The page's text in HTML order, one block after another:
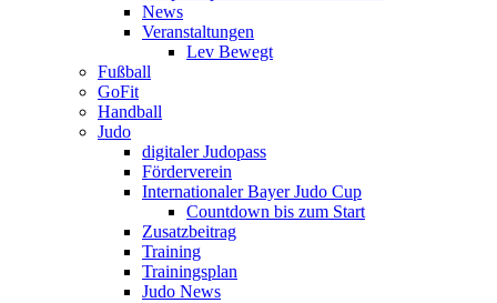
News
Veranstaltungen
Lev Bewegt
Fußball
GoFit
Handball
Judo
digitaler Judopass
Förderverein
Internationaler Bayer Judo Cup
Countdown bis zum Start
Zusatzbeitrag
Training
Trainingsplan
Judo News